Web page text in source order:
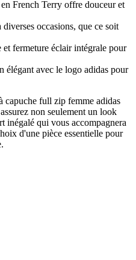
French Terry offre douceur et
diverses occasions, que ce soit
et fermeture éclair intégrale pour
élégant avec le logo adidas pour
capuche full zip femme adidas
non seulement un look
inégalé qui vous accompagnera
d'une pièce essentielle pour